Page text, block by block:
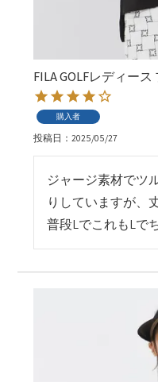
FILA GOLFレディー
購入者
投稿日 2025/05/27
ジャージ素材でツ
りしていますが、
普段LでこれもLで